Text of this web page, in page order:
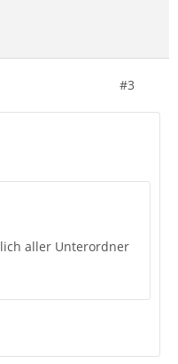
#3
aller Unterordner